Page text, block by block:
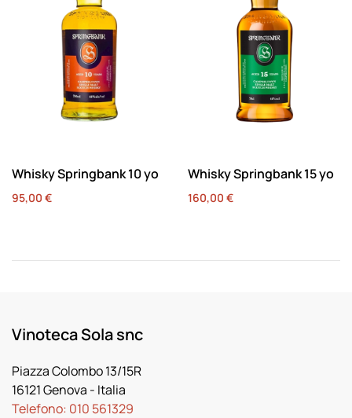
Whisky Springbank 10 yo
95,00 €
Whisky Springbank 15 yo
160,00 €
Vinoteca Sola snc
Piazza Colombo 13/15R
16121 Genova - Italia
Telefono: 010 561329